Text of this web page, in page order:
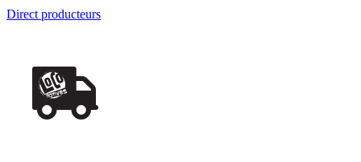
Direct producteurs